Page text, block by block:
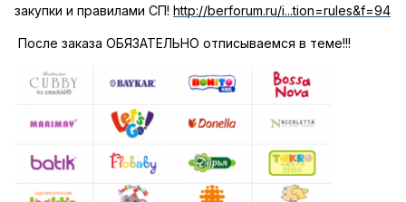
закупки и правилами СП! http://berforum.ru/i...tion=rules&f=94
После заказа ОБЯЗАТЕЛЬНО отписываемся в теме!!!